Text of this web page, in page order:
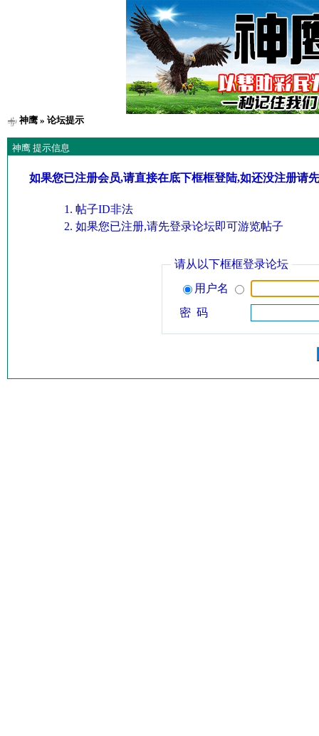
神鹰» 论坛提示
神鹰 提示信息
如果您已注册会员,请直接在底下框框登陆,如还没注册请
帖子ID非法
如果您已注册,请先登录论坛即可游览帖子
请从以下框框登录论坛
用户名
密 码